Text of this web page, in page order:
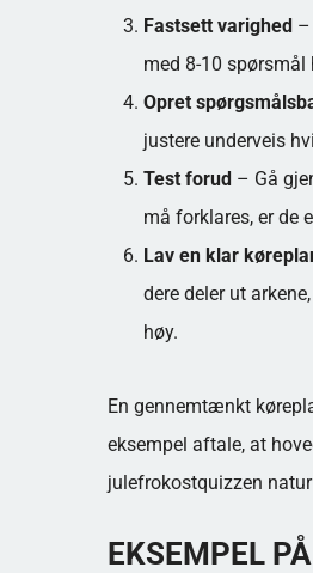
Fastsett varighed –
med 8-10 spørsmål
Opret
justere underveis
Test forud – Gå
må forklares, er de
Lav en klar
dere deler ut
høy.
En gennemtænkt
eksempel aftale, at
julefrokostquizzen
EKSEMPEL